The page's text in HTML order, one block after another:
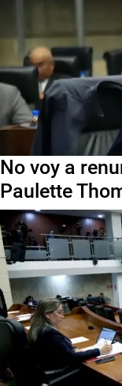
No voy a
Paulette